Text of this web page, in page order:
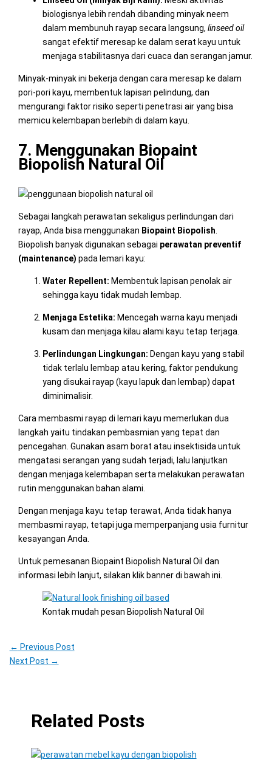
biologisnya lebih rendah dibanding minyak neem
dalam membunuh rayap secara langsung, linseed oil
sangat efektif meresap ke dalam serat kayu untuk
menjaga stabilitasnya dari cuaca dan serangan jamur.
Minyak-minyak ini bekerja dengan cara meresap ke dalam
pori-pori kayu, membentuk lapisan pelindung, dan
mengurangi faktor risiko seperti penetrasi air yang bisa
memicu kelembapan berlebih di dalam kayu.
7. Menggunakan Biopaint
Biopolish Natural Oil
Sebagai langkah perawatan sekaligus perlindungan dari
rayap, Anda bisa menggunakan Biopaint Biopolish
Biopolish banyak digunakan sebagai perawatan preventif
(maintenance) pada lemari kayu:
Water Repellent: Membentuk lapisan penolak air
sehingga kayu tidak mudah lembap.
Menjaga Estetika: Mencegah warna kayu menjadi
kusam dan menjaga kilau alami kayu tetap terjaga.
Perlindungan Lingkungan: Dengan kayu yang stabil
tidak terlalu lembap atau kering, faktor pendukung
yang disukai rayap (kayu lapuk dan lembap) dapat
diminimalisir.
Cara membasmi rayap di lemari kayu memerlukan dua
langkah yaitu tindakan pembasmian yang tepat dan
pencegahan. Gunakan asam borat atau insektisida untuk
mengatasi serangan yang sudah terjadi, lalu lanjutkan
dengan menjaga kelembapan serta melakukan perawatan
rutin menggunakan bahan alami.
Dengan menjaga kayu tetap terawat, Anda tidak hanya
membasmi rayap, tetapi juga memperpanjang usia furnitur
kesayangan Anda.
Untuk pemesanan Biopaint Biopolish Natural Oil dan
informasi lebih lanjut, silakan klik banner di bawah ini.
Kontak mudah pesan Biopolish Natural Oil
← Previous Post
Next Post →
Related Posts